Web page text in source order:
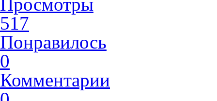
517
Понравилось
0
Комментарии